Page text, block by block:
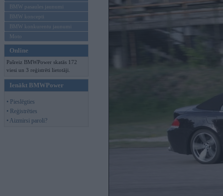
BMW pasaules jaunumi
BMW koncepti
BMW konkurentu jaunumi
Moto
Online
Pašreiz BMWPower skatās 172
viesi un 3 reģistrēti lietotāji.
Ienākt BMWPower
• Pieslēgties
• Reģistrēties
• Aizmirsi paroli?